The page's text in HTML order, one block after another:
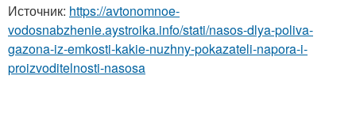
Источник: https://avtonomnoe-
vodosnabzhenie.aystroika.info/stati/nasos-dlya-poliva-
gazona-iz-emkosti-kakie-nuzhny-pokazateli-napora-i-
proizvoditelnosti-nasosa